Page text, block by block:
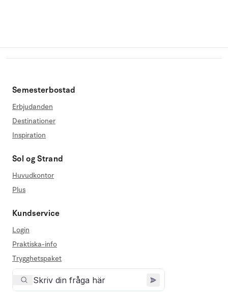
Semesterbostad
Erbjudanden
Destinationer
Inspiration
Sol og Strand
Huvudkontor
Plus
Kundservice
Login
Praktiska-info
Trygghetspaket